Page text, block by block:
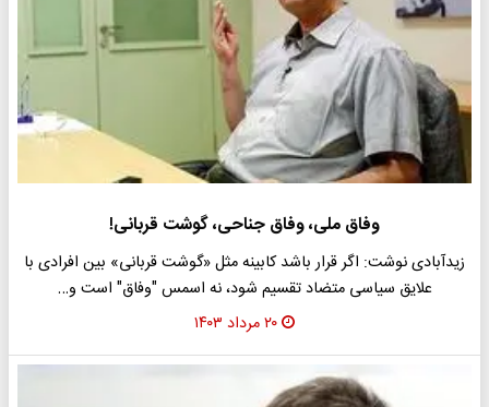
وفاق ملی، وفاق جناحی، گوشت قربانی!
زیدآبادی نوشت: اگر قرار باشد کابینه مثل «گوشت قربانی» بین افرادی با
علایق سیاسی متضاد تقسیم شود، نه اسمس "وفاق" است و…
۲۰ مرداد ۱۴۰۳